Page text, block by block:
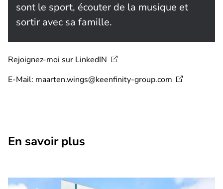
sont le sport, écouter de la musique et
sortir avec sa famille.
Rejoignez-moi sur LinkedIN
E-Mail: maarten.wings@keenfinity-group.com
En savoir plus